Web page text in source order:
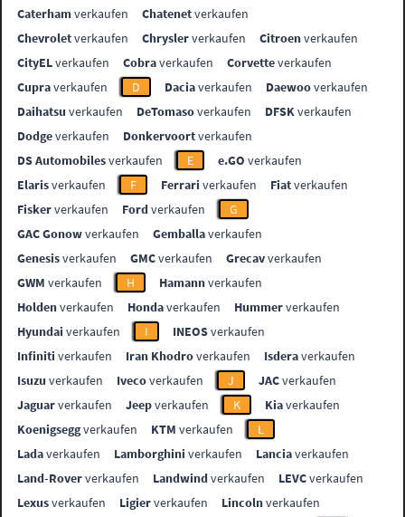
Caterhamverkaufen Chatenetverkaufen
Chevroletverkaufen Chryslerverkaufen Citroenverkaufen
CityELverkaufen Cobraverkaufen Corvetteverkaufen
Cupraverkaufen D Daciaverkaufen Daewooverkaufen
Daihatsu verkaufen DeTomasoverkaufen DFSKverkaufen
Dodgeverkaufen Donkervoortverkaufen
DS Automobilesverkaufen E e.GO verkaufen
Elarisverkaufen F Ferrari verkaufen Fiatverkaufen
Fiskerverkaufen Fordverkaufen
G
GAC Gonowverkaufen Gemballaverkaufen
Genesisverkaufen GMCverkaufen Grecavverkaufen
GWM verkaufen H Hamannverkaufen
Holdenverkaufen Hondaverkaufen Hummerverkaufen
Hyundai verkaufen I INEOSverkaufen
Infiniti verkaufen Iran Khodroverkaufen Isderaverkaufen
Isuzu verkaufen Ivecoverkaufen J JACverkaufen
Jaguarverkaufen Jeepverkaufen K Kiaverkaufen
Koenigseggverkaufen KTM verkaufen
L
Ladaverkaufen Lamborghini verkaufen Lanciaverkaufen
Land-Roververkaufen Landwindverkaufen LEVCverkaufen
Lexusverkaufen Ligierverkaufen Lincolnverkaufen